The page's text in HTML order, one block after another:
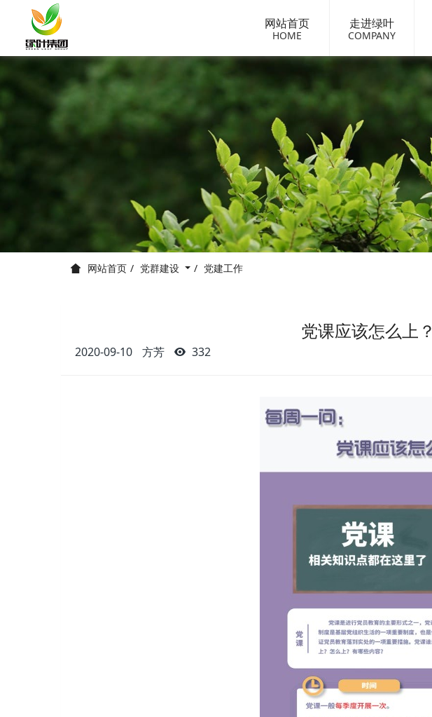
网站首页
HOME
走进绿叶
COMPANY
网站首页 党群建设 党建工作
党课应该怎么上？
2020-09-10 方芳 332